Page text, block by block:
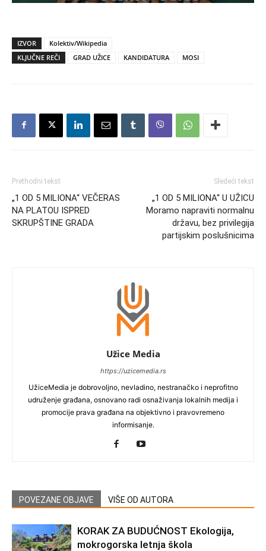
IZVOR
Kolektiv/Wikipedia
KLJUČNE REČI
GRAD UŽICE KANDIDATURA MOSI
Prethodni tekst
„1 OD 5 MILIONA“ VEČERAS
NA PLATOU ISPRED
SKRUPŠTINE GRADA
Sledeći tekst
„1 OD 5 MILIONA“ U UŽICU
Moramo napraviti normalnu
državu, bez privilegija
partijskim poslušnicima
Užice Media
https://uzicemedia.rs
UžiceMedia je dobrovoljno, nevladino, nestranačko i neprofitno
udruženje građana, osnovano radi osnaživanja lokalnih medija i
promocije prava građana na objektivno i pravovremeno
informisanje.
POVEZANE OBJAVE VIŠE OD AUTORA
KORAK ZA BUDUĆNOST Ekologija,
mokrogorska letnja škola